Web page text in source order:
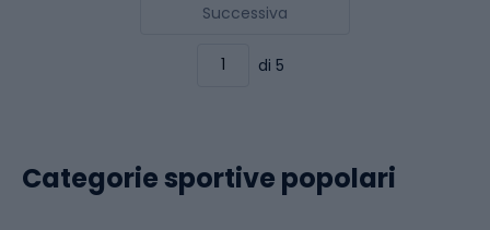
Successiva
di 5
Categorie sportive popolari